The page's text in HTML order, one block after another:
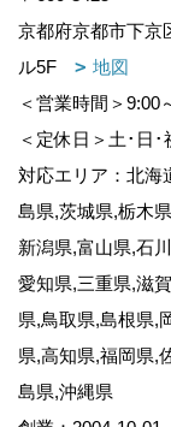
京都府京都市下京
ル5F
地図
＜営業時間＞9:00
＜定休日＞土･日･
対応エリア：北海
島県,茨城県,栃木
新潟県,富山県,石
愛知県,三重県,滋
県,鳥取県,島根県,
県,高知県,福岡県,
島県,沖縄県